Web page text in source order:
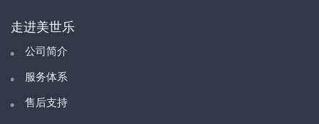
走进美世乐
公司简介
服务体系
售后支持